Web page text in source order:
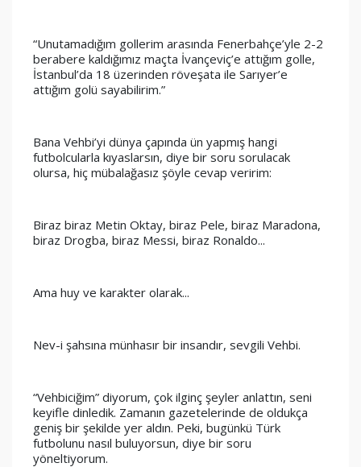
“Unutamadığım gollerim arasında Fenerbahçe’yle 2-2
berabere kaldığımız maçta İvançeviç’e attığım golle,
İstanbul’da 18 üzerinden röveşata ile Sarıyer’e
attığım golü sayabilirim.”
Bana Vehbi’yi dünya çapında ün yapmış hangi
futbolcularla kıyaslarsın, diye bir soru sorulacak
olursa, hiç mübalağasız şöyle cevap veririm:
Biraz biraz Metin Oktay, biraz Pele, biraz Maradona,
biraz Drogba, biraz Messi, biraz Ronaldo...
Ama huy ve karakter olarak...
Nev-i şahsına münhasır bir insandır, sevgili Vehbi.
“Vehbiciğim” diyorum, çok ilginç şeyler anlattın, seni
keyifle dinledik. Zamanın gazetelerinde de oldukça
geniş bir şekilde yer aldın. Peki, bugünkü Türk
futbolunu nasıl buluyorsun, diye bir soru
yöneltiyorum.